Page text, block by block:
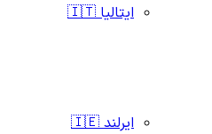
ایتالیا 🇮🇹
ایرلند 🇮🇪